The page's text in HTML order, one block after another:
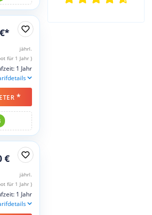
jährl.
für 1 Jahr )
1 Jahr
*
€
jährl.
für 1 Jahr )
1 Jahr